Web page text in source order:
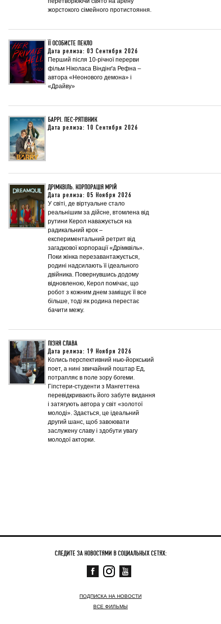
жорстокого сімейного протистояння.
ЇЇ ОСОБИСТЕ ПЕКЛО
Дата релиза: 03 Сентября 2026
Перший після 10-річної перерви
фільм Ніколаса Віндінґа Рефна –
автора «Неонового демона» і
«Драйву»
БАРРІ. ПЕС-РЯТІВНИК
Дата релиза: 10 Сентября 2026
ДРІМКВІЛЬ. КОРПОРАЦІЯ МРІЙ
Дата релиза: 05 Ноября 2026
У світі, де віртуальне стало
реальнішим за дійсне, втомлена від
рутини Керол наважується на
радикальний крок –
експериментальний ретрит від
загадкової корпорації «Дрімквіль».
Поки жінка перезавантажується,
родині надсилають її ідеального
двійника. Повернувшись додому
відновленою, Керол помічає, що
робот з кожним днем заміщує її все
більше, тоді як родина перестає
бачити межу.
ПІЗНЯ СЛАВА
Дата релиза: 19 Ноября 2026
Колись перспективний нью-йоркський
поет, а нині звичайний поштар Ед,
потрапляє в поле зору богеми.
Гіпстери-студенти з Мангеттена
перевідкривають його забуте видання
і затягують автора у світ «золотої
молоді». Здається, це ідеальний
другий шанс, щоб завоювати
заслужену славу і здобути увагу
молодої акторки.
СЛЕДИТЕ ЗА НОВОСТЯМИ В СОЦИАЛЬНЫХ СЕТЯХ:
ПОДПИСКА НА НОВОСТИ
ВСЕ ФИЛЬМЫ